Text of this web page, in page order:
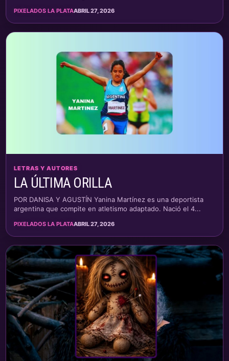
PIXELADOS LA PLATAABRIL 27, 2026
LETRAS Y AUTORES
LA ÚLTIMA ORILLA
POR DANISA Y AGUSTÍN Yanina Martínez es una deportista
argentina que compite en atletismo adaptado. Nació el 4...
PIXELADOS LA PLATAABRIL 27, 2026